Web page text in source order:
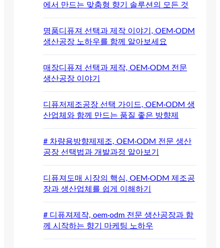
에서 만드는 맞춤형 향기 솔루션의 모든 것
명품디퓨져 선택과 제작 이야기, OEM·ODM
생산공장 노하우를 함께 알아보세요
매장디퓨져 선택과 제작, OEM·ODM 전문
생산공장 이야기
디퓨저제조공장 선택 가이드, OEM·ODM 생
산업체와 함께 만드는 품질 좋은 방향제
# 차량용방향제제조, OEM·ODM 전문 생산
공장 선택법과 개발과정 알아보기
디퓨져도매 시장의 핵심, OEM·ODM 제조공
장과 생산업체를 쉽게 이해하기
# 디퓨져제작, oem·odm 전문 생산공장과 함
께 시작하는 향기 마케팅 노하우